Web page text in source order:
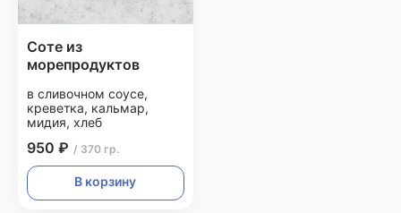
Соте из
морепродуктов
в сливочном соусе,
креветка, кальмар,
мидия, хлеб
950 ₽ / 370 гр.
В корзину